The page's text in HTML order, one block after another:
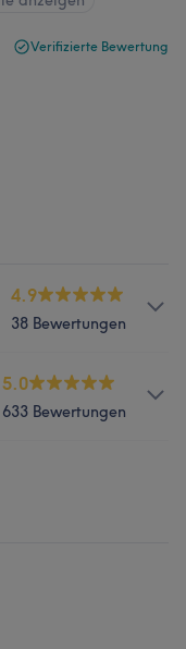
Verifizierte Bewertung
4.9
38 Bewertungen
5.0
633 Bewertungen
sagen